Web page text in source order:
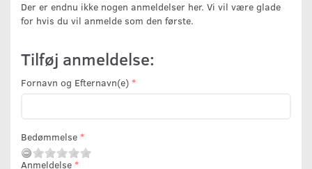
Der er endnu ikke nogen anmeldelser her. Vi vil være glade
for hvis du vil anmelde som den første.
Tilføj anmeldelse:
Fornavn og Efternavn(e)
Bedømmelse
Anmeldelse